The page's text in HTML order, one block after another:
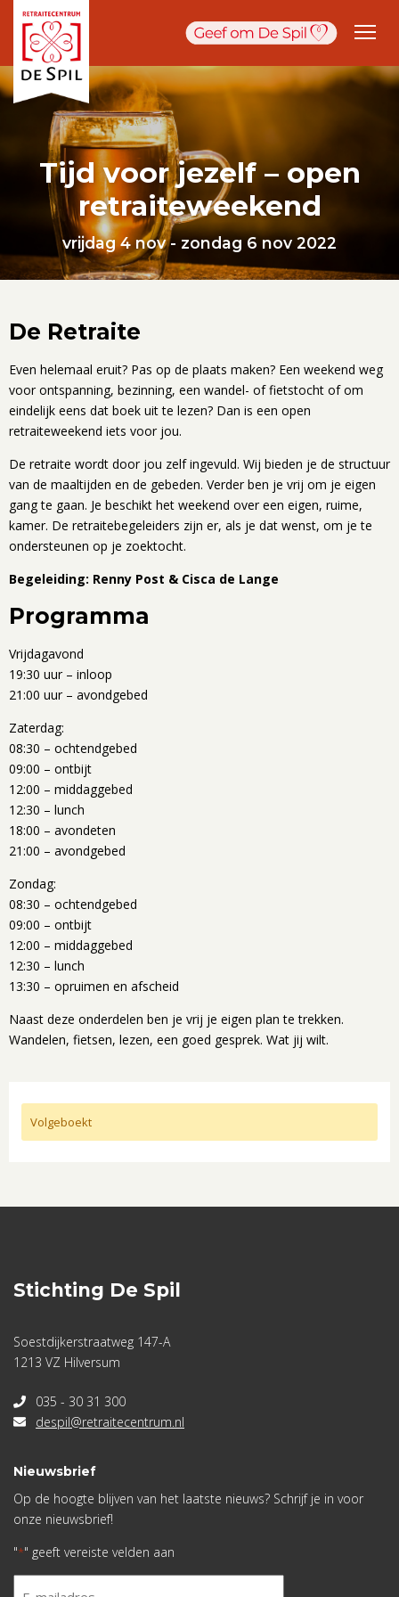
Tijd voor jezelf – open
retraiteweekend
vrijdag 4 nov - zondag 6 nov 2022
De Retraite
Even helemaal eruit? Pas op de plaats maken? Een weekend weg
voor ontspanning, bezinning, een wandel- of fietstocht of om
eindelijk eens dat boek uit te lezen? Dan is een open
retraiteweekend iets voor jou.
De retraite wordt door jou zelf ingevuld. Wij bieden je de structuur
van de maaltijden en de gebeden. Verder ben je vrij om je eigen
gang te gaan. Je beschikt het weekend over een eigen, ruime,
kamer. De retraitebegeleiders zijn er, als je dat wenst, om je te
ondersteunen op je zoektocht.
Begeleiding: Renny Post & Cisca de Lange
Programma
Vrijdagavond
19:30 uur – inloop
21:00 uur – avondgebed
Zaterdag:
08:30 – ochtendgebed
09:00 – ontbijt
12:00 – middaggebed
12:30 – lunch
18:00 – avondeten
21:00 – avondgebed
Zondag:
08:30 – ochtendgebed
09:00 – ontbijt
12:00 – middaggebed
12:30 – lunch
13:30 – opruimen en afscheid
Naast deze onderdelen ben je vrij je eigen plan te trekken.
Wandelen, fietsen, lezen, een goed gesprek. Wat jij wilt.
Volgeboekt
Stichting De Spil
Soestdijkerstraatweg 147-A
1213 VZ Hilversum
035 - 30 31 300
despil@retraitecentrum.nl
Nieuwsbrief
Op de hoogte blijven van het laatste nieuws? Schrijf je in voor
onze nieuwsbrief!
"*" geeft vereiste velden aan